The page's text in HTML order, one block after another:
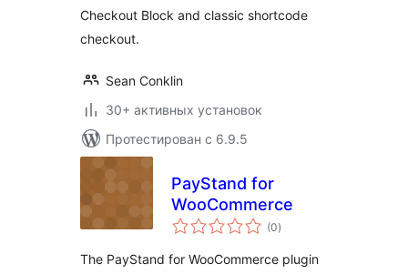
Checkout Block and classic shortcode
checkout.
Sean Conklin
30+ активных установок
Протестирован с 6.9.5
PayStand for
WooCommerce
(0общий
рейтинг
)
The PayStand for WooCommerce plugin